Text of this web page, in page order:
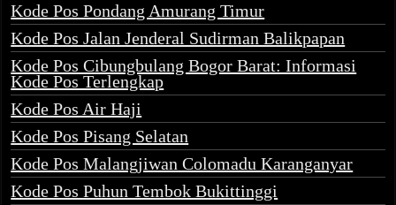
Kode Pos Pondang Amurang Timur
Kode Pos Jalan Jenderal Sudirman Balikpapan
Kode Pos Cibungbulang Bogor Barat: Informasi
Kode Pos Terlengkap
Kode Pos Air Haji
Kode Pos Pisang Selatan
Kode Pos Malangjiwan Colomadu Karanganyar
Kode Pos Puhun Tembok Bukittinggi